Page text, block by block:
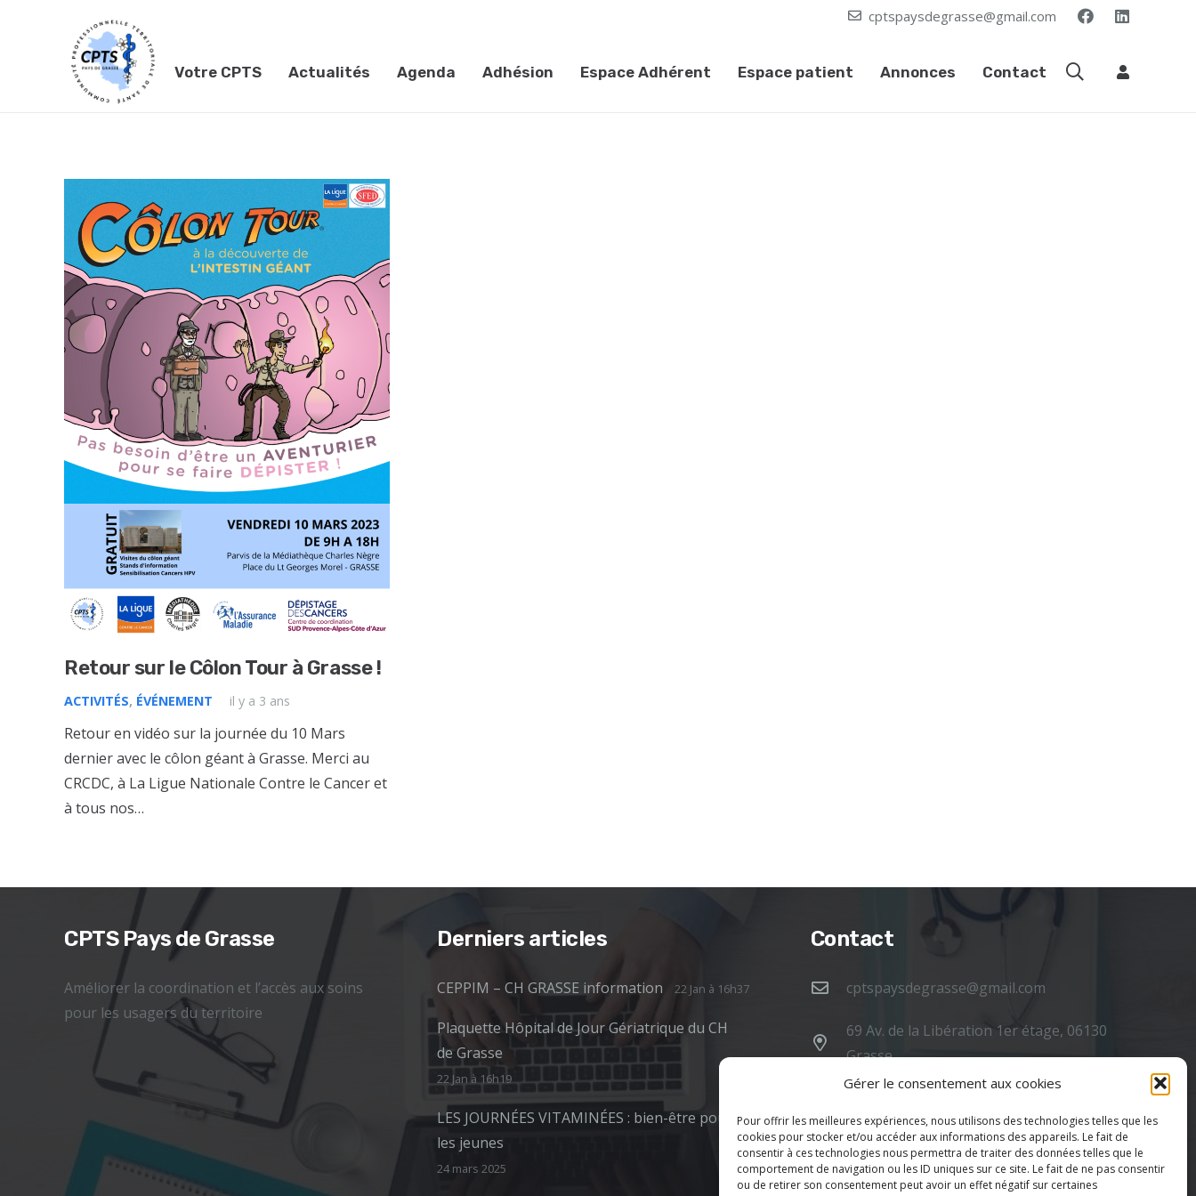
Gérer le consentement aux cookies
Pour offrir les meilleures expériences, nous utilisons des technologies telles que les
cookies pour stocker et/ou accéder aux informations des appareils. Le fait de
consentir à ces technologies nous permettra de traiter des données telles que le
comportement de navigation ou les ID uniques sur ce site. Le fait de ne pas consentir
ou de retirer son consentement peut avoir un effet négatif sur certaines
cptspaysdegrasse@gmail.com
Votre CPTS Actualités Agenda Adhésion Espace Adhérent Espace patient Annonces Contact
Retour sur le Côlon Tour à Grasse !
ACTIVITÉS, ÉVÉNEMENT il y a 3 ans
Retour en vidéo sur la journée du 10 Mars
dernier avec le côlon géant à Grasse. Merci au
CRCDC, à La Ligue Nationale Contre le Cancer et
à tous nos…
CPTS Pays de Grasse
Améliorer la coordination et l’accès aux soins
pour les usagers du territoire
Derniers articles
CEPPIM – CH GRASSE information 22 Jan à 16h37
Plaquette Hôpital de Jour Gériatrique du CH
de Grasse
22 Jan à 16h19
LES JOURNÉES VITAMINÉES : bien-être pour
les jeunes
24 mars 2025
Contact
cptspaysdegrasse@gmail.com
69 Av. de la Libération 1er étage, 06130
Grasse
Politique de confidentialité